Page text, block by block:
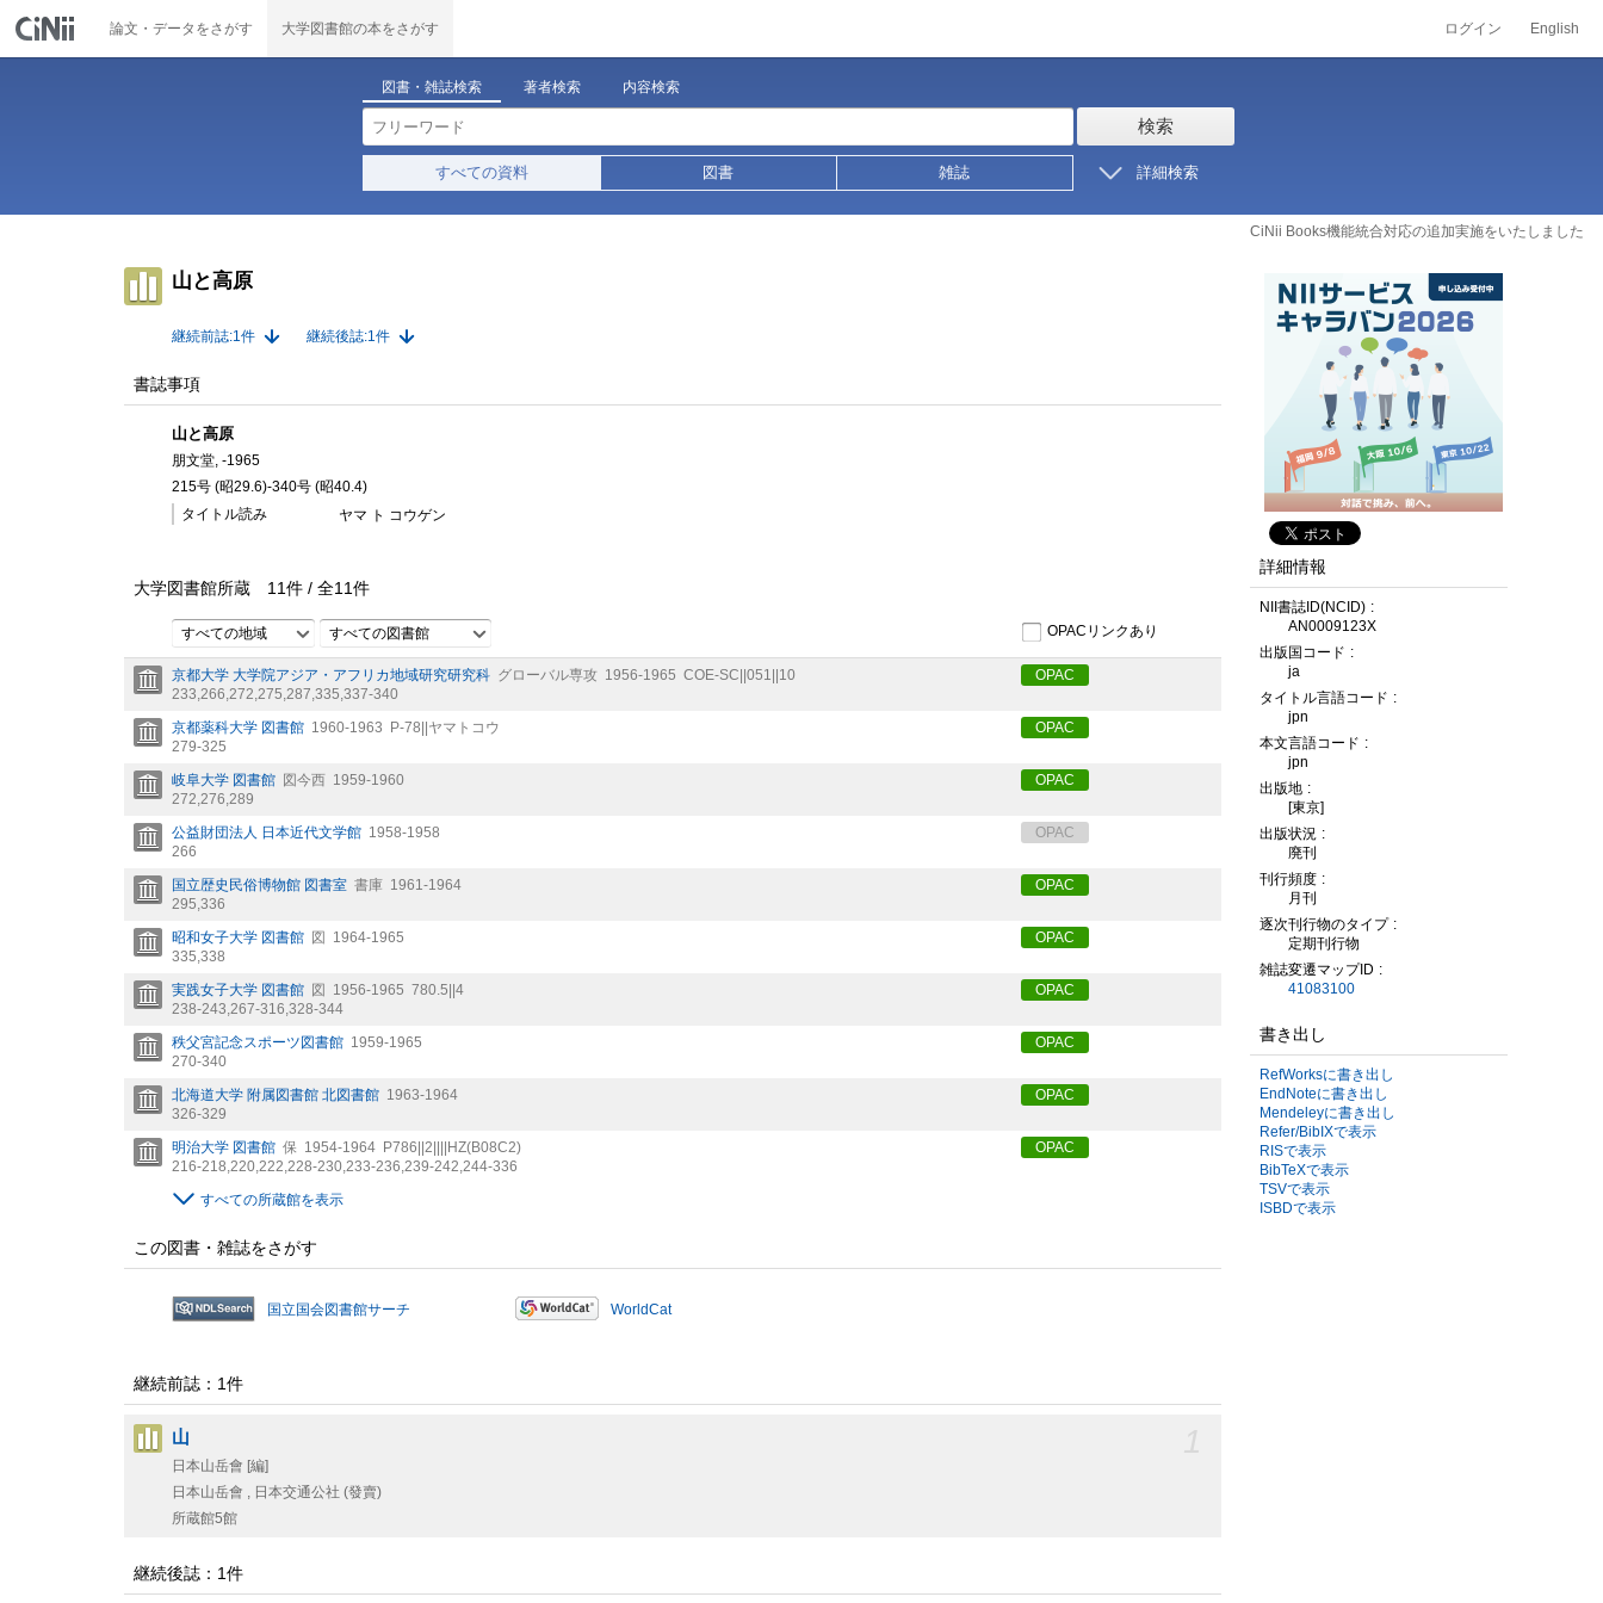
論文・データをさがす 大学図書館の本をさがす ログイン English
図書・雑誌検索 著者検索 内容検索
検索
すべての資料 図書 雑誌 詳細検索
CiNii Books機能統合対応の追加実施をいたしました
山と高原
継続前誌:1件 継続後誌:1件
書誌事項
山と高原
朋文堂, -1965
215号 (昭29.6)-340号 (昭40.4)
タイトル読み
ヤマ ト コウゲン
大学図書館所蔵 11件 / 全11件
すべての地域 すべての図書館 OPACリンクあり
京都大学 大学院アジア・アフリカ地域研究研究科 グローバル専攻 1956-1965 COE-SC||051||10
233, 266, 272, 275, 287, 335, 337-340
OPAC
京都薬科大学 図書館 1960-1963 P-78||ヤマトコウ
279-325
OPAC
岐阜大学 図書館 図今西 1959-1960
272, 276, 289
OPAC
公益財団法人 日本近代文学館 1958-1958
266
OPAC
国立歴史民俗博物館 図書室 書庫 1961-1964
295, 336
OPAC
昭和女子大学 図書館 図 1964-1965
335, 338
OPAC
実践女子大学 図書館 図 1956-1965 780.5||4
238-243, 267-316, 328-344
OPAC
秩父宮記念スポーツ図書館 1959-1965
270-340
OPAC
北海道大学 附属図書館 北図書館 1963-1964
326-329
OPAC
明治大学 図書館 保 1954-1964 P786||2||||HZ(B08C2)
216-218, 220, 222, 228-230, 233-236, 239-242, 244-336
OPAC
すべての所蔵館を表示
この図書・雑誌をさがす
国立国会図書館サーチ WorldCat
継続前誌：1件
山
日本山岳會 [編]
日本山岳會 , 日本交通公社 (發賣)
所蔵館5館
継続後誌：1件
詳細情報
NII書誌ID(NCID)
AN0009123X
出版国コード
ja
タイトル言語コード
jpn
本文言語コード
jpn
出版地
[東京]
出版状況
廃刊
刊行頻度
月刊
逐次刊行物のタイプ
定期刊行物
雑誌変遷マップID
41083100
書き出し
RefWorksに書き出し
EndNoteに書き出し
Mendeleyに書き出し
Refer/BibIXで表示
RISで表示
BibTeXで表示
TSVで表示
ISBDで表示